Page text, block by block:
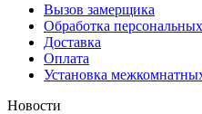
Вызов замерщика
Обработка
Доставка
Оплата
Установка
Новости